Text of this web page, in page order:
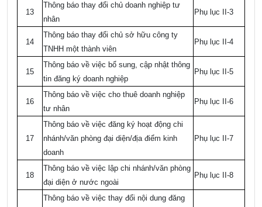
13
Thông báo thay đổi chủ doanh nghiệp tư
nhân
Phụ lục II-3
14
Thông báo thay đổi chủ sở hữu công ty
TNHH một thành viên
Phụ lục II-4
15
Thông báo về việc bổ sung, cập nhật thông
tin đăng ký doanh nghiệp
Phụ lục II-5
16
Thông báo về việc cho thuê doanh nghiệp
tư nhân
Phụ lục II-6
17
Thông báo về việc đăng ký hoạt động chi
nhánh/văn phòng đại diện/địa điểm kinh
doanh
Phụ lục II-7
18
Thông báo về việc lập chi nhánh/văn phòng
đại diện ở nước ngoài
Phụ lục II-8
Thông báo về việc thay đổi nội dung đăng